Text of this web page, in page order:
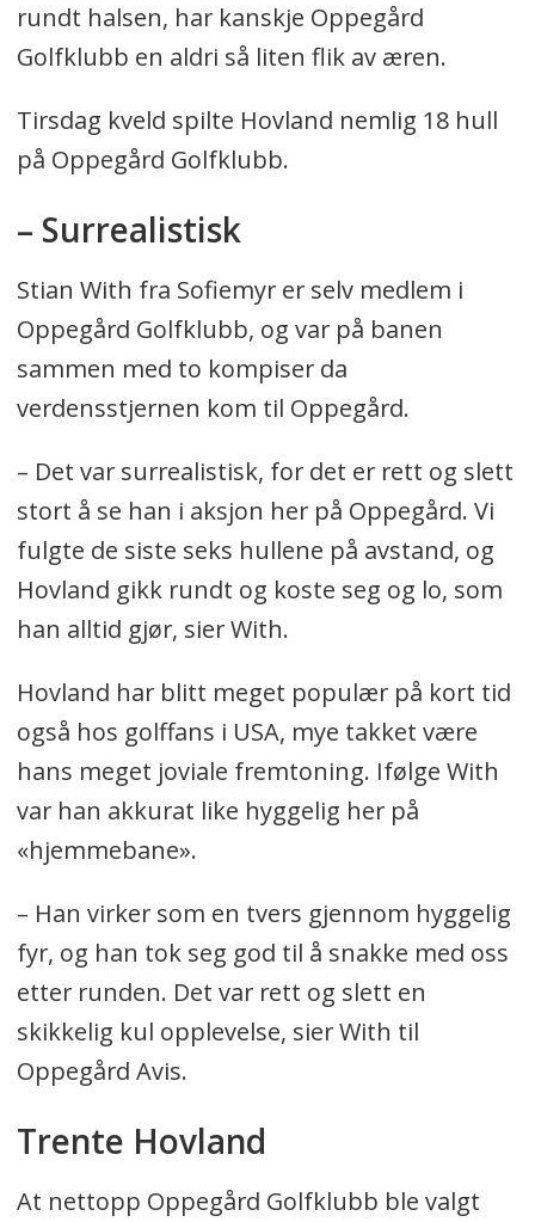
rundt halsen, har kanskje Oppegård
Golfklubb en aldri så liten flik av æren.
Tirsdag kveld spilte Hovland nemlig 18 hull
på Oppegård Golfklubb.
– Surrealistisk
Stian With fra Sofiemyr er selv medlem i
Oppegård Golfklubb, og var på banen
sammen med to kompiser da
verdensstjernen kom til Oppegård.
– Det var surrealistisk, for det er rett og slett
stort å se han i aksjon her på Oppegård. Vi
fulgte de siste seks hullene på avstand, og
Hovland gikk rundt og koste seg og lo, som
han alltid gjør, sier With.
Hovland har blitt meget populær på kort tid
også hos golffans i USA, mye takket være
hans meget joviale fremtoning. Ifølge With
var han akkurat like hyggelig her på
«hjemmebane».
– Han virker som en tvers gjennom hyggelig
fyr, og han tok seg god til å snakke med oss
etter runden. Det var rett og slett en
skikkelig kul opplevelse, sier With til
Oppegård Avis.
Trente Hovland
At nettopp Oppegård Golfklubb ble valgt